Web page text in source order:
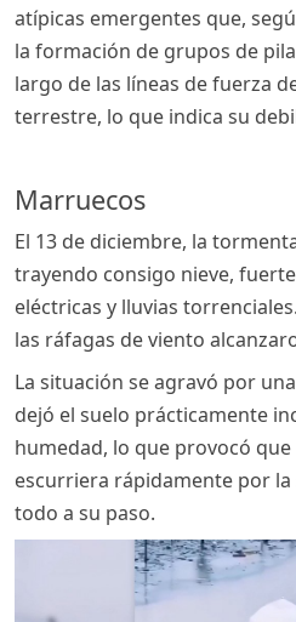
atípicas emergentes que,
la formación de grupos de
largo de las líneas de fuerza
terrestre, lo que indica su
Marruecos
El 13 de diciembre, la
trayendo consigo nieve,
eléctricas y lluvias
las ráfagas de viento
La situación se agravó por
dejó el suelo prácticamente
humedad, lo que provocó que
escurriera rápidamente por
todo a su paso.